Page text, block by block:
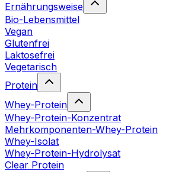
Ernährungsweise
Bio-Lebensmittel
Vegan
Glutenfrei
Laktosefrei
Vegetarisch
Protein
Whey-Protein
Whey-Protein-Konzentrat
Mehrkomponenten-Whey-Protein
Whey-Isolat
Whey-Protein-Hydrolysat
Clear Protein